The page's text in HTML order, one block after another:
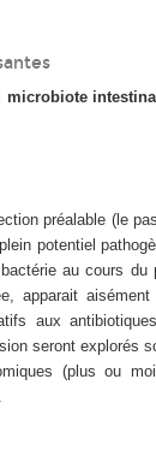
préalable (le
potentiel
au cours
apparait
aux
seront explorés
(plus ou